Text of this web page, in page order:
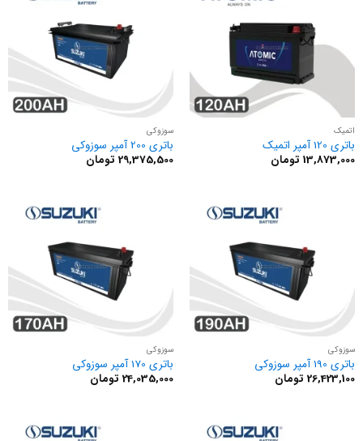
اتمیک
باتری 120 آمپر اتمیک
13,873,000 تومان
سوزوکی
باتری 200 آمپر سوزوکی
29,375,500 تومان
سوزوکی
باتری 190 آمپر سوزوکی
26,423,100 تومان
سوزوکی
باتری 170 آمپر سوزوکی
24,035,000 تومان